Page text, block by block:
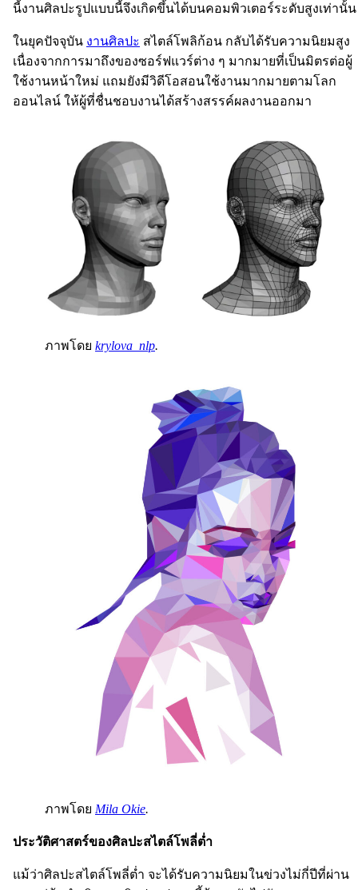
นี้งานศิลปะรูปแบบนี้จึงเกิดขึ้นได้บนคอมพิวเตอร์ระดับสูงเท่านั้น
ในยุคปัจจุบัน งานศิลปะ สไตล์โพลิก้อน กลับได้รับความนิยมสูง
เนื่องจากการมาถึงของซอร์ฟแวร์ต่าง ๆ มากมายที่เป็นมิตรต่อผู้
ใช้งานหน้าใหม่ แถมยังมีวิดีโอสอนใช้งานมากมายตามโลก
ออนไลน์ ให้ผู้ที่ชื่นชอบงานได้สร้างสรรค์ผลงานออกมา
ภาพโดย krylova_nlp.
ภาพโดย Mila Okie.
ประวัติศาสตร์ของศิลปะสไตล์โพลี่ต่ำ
แม้ว่าศิลปะสไตล์โพลี่ต่ำ จะได้รับความนิยมในข่วงไม่กี่ปีที่ผ่าน